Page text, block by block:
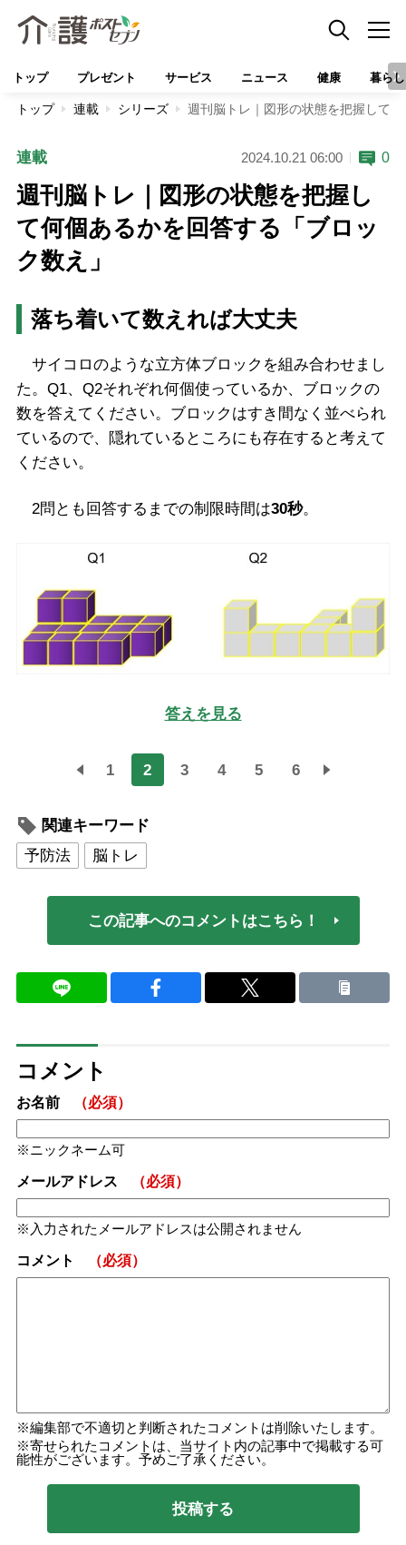
トップ プレゼント サービス ニュース 健康 暮らし
トップ 連載 シリーズ 週刊脳トレ｜図形の状態を把握して
連載 2024.10.21 06:00 0
週刊脳トレ｜図形の状態を把握し
て何個あるかを回答する「ブロッ
ク数え」
落ち着いて数えれば大丈夫
サイコロのような立方体ブロックを組み合わせまし
た。Q1、Q2それぞれ何個使っているか、ブロックの
数を答えてください。ブロックはすき間なく並べられ
ているので、隠れているところにも存在すると考えて
ください。
2問とも回答するまでの制限時間は30秒。
答えを見る
1 2 3 4 5 6
関連キーワード
予防法
脳トレ
この記事へのコメントはこちら！
コメント
お名前 （必須）
ニックネーム可
メールアドレス （必須）
入力されたメールアドレスは公開されません
コメント （必須）
編集部で不適切と判断されたコメントは削除いたします。
寄せられたコメントは、当サイト内の記事中で掲載する可
能性がございます。予めご了承ください。